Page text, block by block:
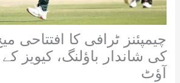
چیمپئنز ٹرافی کا افتتاحی
آؤٹ